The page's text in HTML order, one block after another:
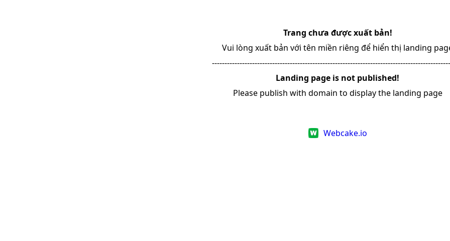
Trang chưa được xuất bản!
Vui lòng xuất bản với tên miền riêng để hiển thị landing
Landing page is not published!
Please publish with domain to display the landing page
Webcake.io